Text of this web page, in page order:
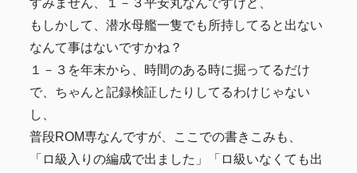
もしかして、潜水母艦一隻でも所持してると出ない
なんて事はないですかね？
１－３を年末から、時間のある時に掘ってるだけ
で、ちゃんと記録検証したりしてるわけじゃない
し、
普段ROM専なんですが、ここでの書きこみも、
「ロ級入りの編成で出ました」「ロ級いなくても出